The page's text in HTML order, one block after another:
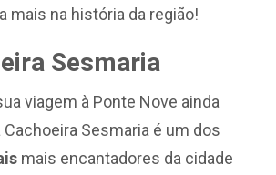
mais na história da região!
Sesmaria
viagem à Ponte Nove ainda
Sesmaria é um dos
mais encantadores da cidade